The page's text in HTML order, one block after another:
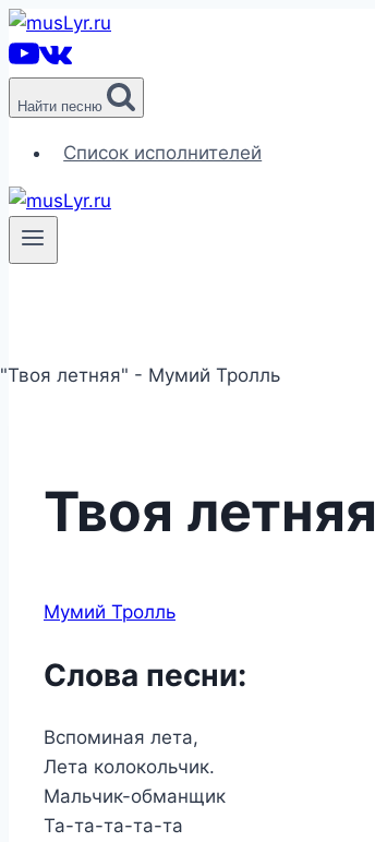
Перейти
к
содержимому
Найти песню
Список исполнителей
Твоя летняя
Мумий Тролль
Слова песни:
Вспоминая лета,
Лета колокольчик.
Мальчик-обманщик
Та-та-та-та-та